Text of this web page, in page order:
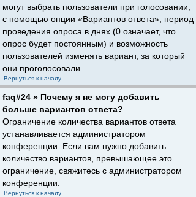
могут выбрать пользователи при голосовании,
с помощью опции «Вариантов ответа», период
проведения опроса в днях (0 означает, что
опрос будет постоянным) и возможность
пользователей изменять вариант, за который
они проголосовали.
Вернуться к началу
faq#24 » Почему я не могу добавить
больше вариантов ответа?
Ограничение количества вариантов ответа
устанавливается администратором
конференции. Если вам нужно добавить
количество вариантов, превышающее это
ограничение, свяжитесь с администратором
конференции.
Вернуться к началу